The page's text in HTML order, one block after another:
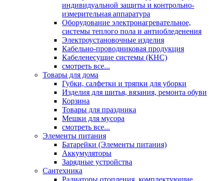
индивидуальной защиты и контрольно-
измерительная аппаратура
Оборудование электронагревательное,
системы теплого пола и антиобледенения
Электроустановочные изделия
Кабельно-проводниковая продукция
Кабеленесущие системы (КНС)
смотреть все...
Товары для дома
Губки, салфетки и тряпки для уборки
Изделия для шитья, вязания, ремонта обуви
Корзина
Товары для праздника
Мешки для мусора
смотреть все...
Элементы питания
Батарейки (Элементы питания)
Аккумуляторы
Зарядные устройства
Сантехника
Радиаторы отопления, комплектующие